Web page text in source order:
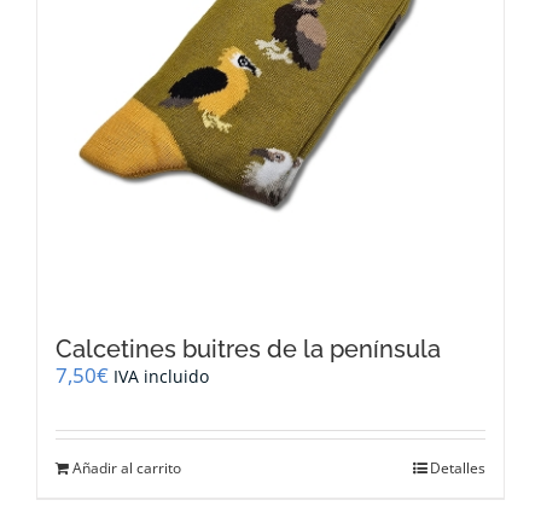
Calcetines buitres de la península
7,50€ IVA incluido
Añadir al carrito Detalles